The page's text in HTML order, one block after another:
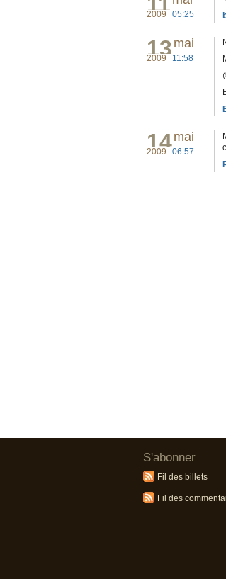
2009 05:25
13 mai
2009 11:58
14mai
2009 06:57
S'abonner
Fil des billets
Fil des